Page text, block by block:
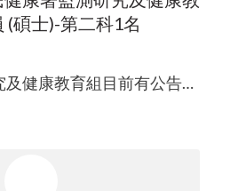
(碩士)-第二科1名
及健康教育組目前有公告…